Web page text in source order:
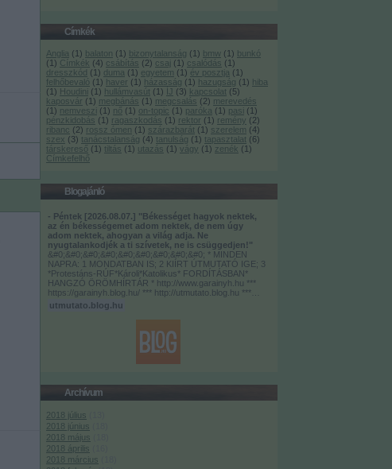
Címkék
Anglia (1) balaton (1) bizonytalanság (1) bmw (1) bunkó
(1) Címkék (4) csábítás (2) csaj (1) csalódás (1)
dresszkód (1) duma (1) egyetem (1) év posztja (1)
felhőbevaló (1) haver (1) házasság (1) hazugság (1) hiba
(1) Houdini (1) hullámvasút (1) ÍJ (3) kapcsolat (5)
kaposvár (1) megbánás (1) megcsalás (2) merevedés
(1) nemveszi (1) nő (1) on-topic (1) paróka (1) pasi (1)
pénzkidobás (1) ragaszkodás (1) rektor (1) remény (2)
ribanc (2) rossz ómen (1) szárazbarát (1) szerelem (4)
szex (3) tanácstalanság (4) tanulság (1) tapasztalat (6)
társkereső (1) tiltás (1) utazás (1) vágy (1) zenék (1)
Címkefelhő
Blogajánló
- Péntek [2026.08.07.] "Békességet hagyok nektek,
az én békességemet adom nektek, de nem úgy
adom nektek, ahogyan a világ adja. Ne
nyugtalankodjék a ti szívetek, ne is csüggedjen!"
&#0;&#0;&#0;&#0;&#0;&#0;&#0;&#0;&#0; * MINDEN
NAPRA: 1 MONDATBAN IS; 2 KIÍRT ÚTMUTATÓ IGE; 3
*Protestáns-RÚF*Károli*Katolikus* FORDÍTÁSBAN*
HANGZÓ ÖRÖMHÍRTÁR * http://www.garainyh.hu ***
https://garainyh.blog.hu/ *** http://utmutato.blog.hu ***…
utmutato.blog.hu
Archívum
2018 július
2018 június
2018 május
2018 április
2018 március